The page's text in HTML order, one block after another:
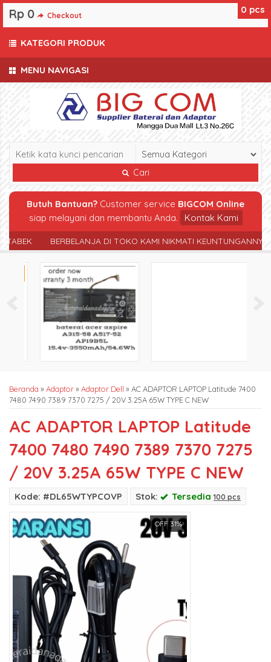
MENU NAVIGASI
Cari
Butuh Bantuan? Customer service BIGCOM Online
siap melayani dan membantu Anda.
Kontak Kami
BERBELANJA DI TOKO KAMI NIKMATI KEUNTUNGANNYA
Beranda »Adaptor»Adaptor Dell »AC ADAPTOR LAPTOP Latitude 7400
7480 7490 7389 7370 7275 / 20V 3.25A 65W TYPE C NEW
AC ADAPTOR LAPTOP Latitude
7400 7480 7490 7389 7370 7275
/ 20V 3.25A 65W TYPE C NEW
Kode: #DL65WTYPCOVP Stok: Tersedia 100 pcs
OFF 31%
0 pcs
Rp 0 Checkout
KATEGORI PRODUK